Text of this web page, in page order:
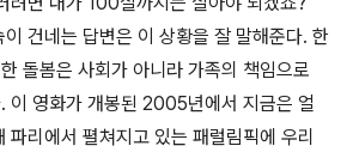
건네는 답변은 이 상황을 잘 말해준다. 한
돌봄은 사회가 아니라 가족의 책임으로
이 영화가 개봉된 2005년에서 지금은 얼
파리에서 펼쳐지고 있는 패럴림픽에 우리